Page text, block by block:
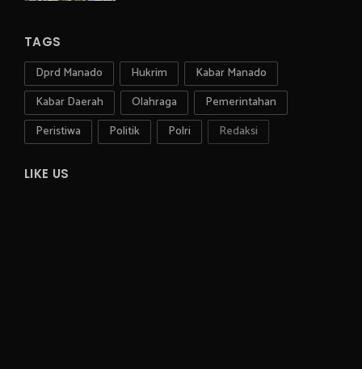
TAGS
Dprd Manado Hukrim
Kabar Manado
Kabar Daerah
Olahraga
Pemerintahan
Peristiwa
Politik Polri Redaksi
LIKE US